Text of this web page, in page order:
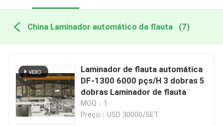
China Laminador automático da flauta (7)
Laminador de flauta automática
DF-1300 6000 pçs/H 3 dobras 5
dobras Laminador de flauta
MOQ：1
Preço：USD 30000/SET